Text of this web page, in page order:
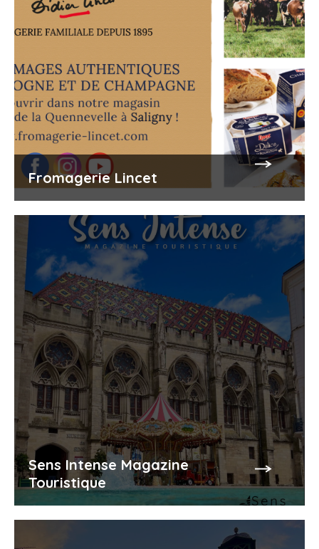
Fromagerie Lincet
Sens Intense Magazine
Touristique